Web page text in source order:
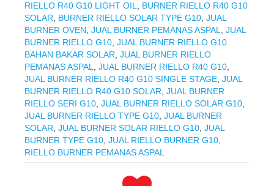
RIELLO R40 G10 LIGHT OIL
BURNER RIELLO R40 G10
SOLAR
BURNER RIELLO SOLAR TYPE G10 JUAL
BURNER OVEN JUAL BURNER PEMANAS ASPAL
JUAL
BURNER RIELLO G10 JUAL BURNER RIELLO G10
BAHAN BAKAR SOLAR JUAL BURNER RIELLO
PEMANAS ASPAL
JUAL BURNER RIELLO R40 G10
JUAL BURNER RIELLO R40 G10 SINGLE STAGE JUAL
BURNER RIELLO R40 G10 SOLAR JUAL BURNER
RIELLO SERI G10 JUAL BURNER RIELLO SOLAR G10
JUAL BURNER RIELLO TYPE G10 JUAL BURNER
SOLAR JUAL BURNER SOLAR RIELLO G10 JUAL
BURNER TYPE G10 JUAL RIELLO BURNER G10
RIELLO BURNER PEMANAS ASPAL